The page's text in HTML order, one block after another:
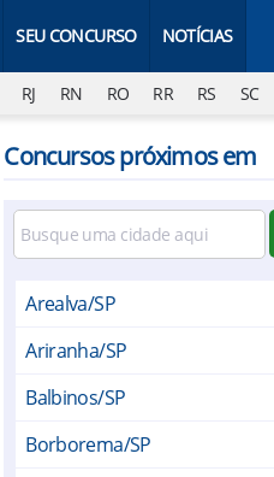
SEU CONCURSO NOTÍCIAS
RJ RN RO RR RS SC
Concursos próximos em
Arealva/SP
Ariranha/SP
Balbinos/SP
Borborema/SP